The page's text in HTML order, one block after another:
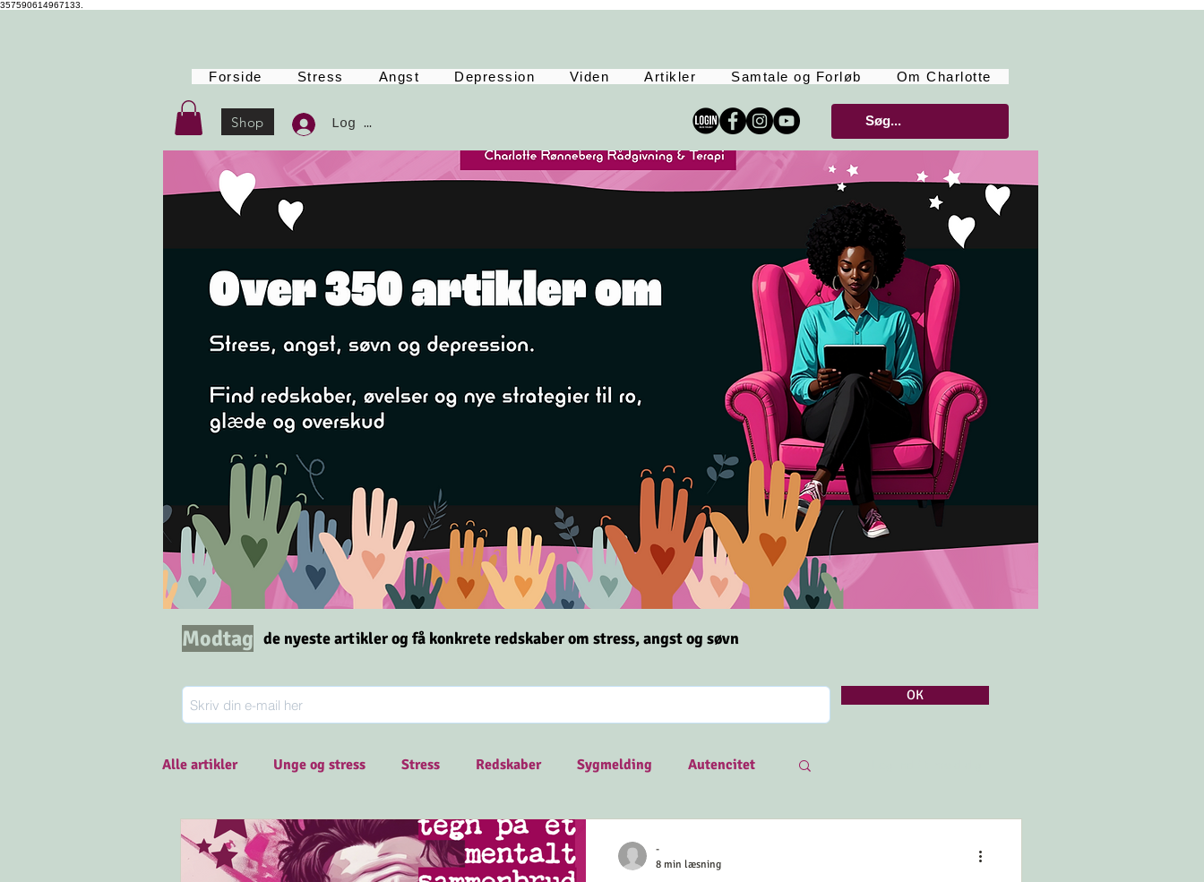
357590614967133.
Forside Stress Angst Depression Viden Artikler Samtale og Forløb Om Charlotte
Shop Log Ind
Modtag de nyeste artikler og få konkrete redskaber om stress,angst og søvn
OK
Alle artikler Unge og stress Stress Redskaber Sygmelding Autencitet
Kost Positivitet Sårbar Selvkærlig og selvomsorg
-
8 min læsning